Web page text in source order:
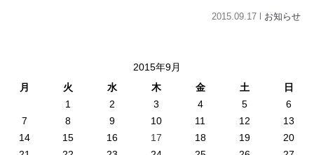
2015.09.17 l お知らせ
2015年9月
月
火 水 木 金 土
日
1
2 3 4 5
6
7
8 9 10 11 12
13
14
15 16 17 18 19
20